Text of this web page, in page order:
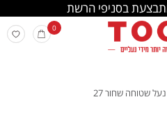
בסניפי הרשת
0
נעל שטוחה שחור 27